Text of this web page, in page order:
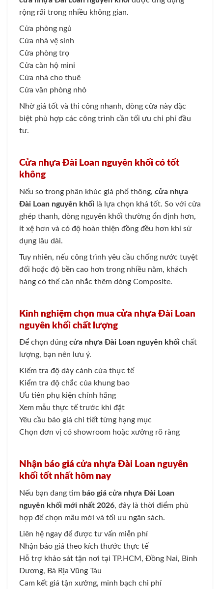
rộng rãi trong nhiều không gian.
Cửa phòng ngủ
Cửa nhà vệ sinh
Cửa phòng trọ
Cửa căn hộ mini
Cửa nhà cho thuê
Cửa văn phòng nhỏ
Nhờ giá tốt và thi công nhanh, dòng cửa này đặc
biệt phù hợp các công trình cần tối ưu chi phí đầu
tư.
Cửa nhựa Đài Loan nguyên khối có tốt
không
Nếu so trong phân khúc giá phổ thông, cửa nhựa
Đài Loan nguyên khối là lựa chọn khá tốt. So với cửa
ghép thanh, dòng nguyên khối thường ổn định hơn,
ít xệ hơn và có độ hoàn thiện đồng đều hơn khi sử
dụng lâu dài.
Tuy nhiên, nếu công trình yêu cầu chống nước tuyệt
đối hoặc độ bền cao hơn trong nhiều năm, khách
hàng có thể cân nhắc thêm dòng Composite.
Kinh nghiệm chọn mua cửa nhựa Đài Loan
nguyên khối chất lượng
Để chọn đúng cửa nhựa Đài Loan nguyên khối chất
lượng, bạn nên lưu ý.
Kiểm tra độ dày cánh cửa thực tế
Kiểm tra độ chắc của khung bao
Ưu tiên phụ kiện chính hãng
Xem mẫu thực tế trước khi đặt
Yêu cầu báo giá chi tiết từng hạng mục
Chọn đơn vị có showroom hoặc xưởng rõ ràng
Nhận báo giá cửa nhựa Đài Loan nguyên
khối tốt nhất hôm nay
Nếu bạn đang tìm báo giá cửa nhựa Đài Loan
nguyên khối mới nhất 2026, đây là thời điểm phù
hợp để chọn mẫu mới và tối ưu ngân sách.
Liên hệ ngay để được tư vấn miễn phí
Nhận báo giá theo kích thước thực tế
Hỗ trợ khảo sát tận nơi tại TP.HCM, Đồng Nai, Bình
Dương, Bà Rịa Vũng Tàu
Cam kết giá tận xưởng, minh bạch chi phí